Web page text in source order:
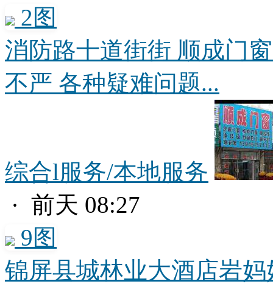
2图
消防路十道街街 顺成门
不严 各种疑难问题...
综合l服务/本地服务
· 前天 08:27
9图
锦屏县城林业大酒店岩